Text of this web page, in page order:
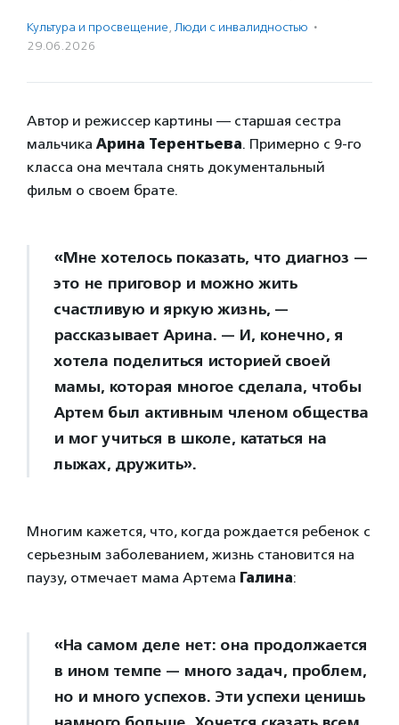
Культура и просвещение, Люди с инвалидностью ·
29.06.2026
Автор и режиссер картины — старшая сестра
мальчика Арина Терентьева. Примерно с 9-го
класса она мечтала снять документальный
фильм о своем брате.
«Мне хотелось показать, что диагноз —
это не приговор и можно жить
счастливую и яркую жизнь, —
рассказывает Арина. — И, конечно, я
хотела поделиться историей своей
мамы, которая многое сделала, чтобы
Артем был активным членом общества
и мог учиться в школе, кататься на
лыжах, дружить».
Многим кажется, что, когда рождается ребенок с
серьезным заболеванием, жизнь становится на
паузу, отмечает мама Артема Галина:
«На самом деле нет: она продолжается
в ином темпе — много задач, проблем,
но и много успехов. Эти успехи ценишь